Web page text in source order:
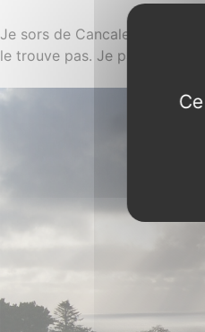
Je sors de Cancale par la
le trouve pas. Je passe le